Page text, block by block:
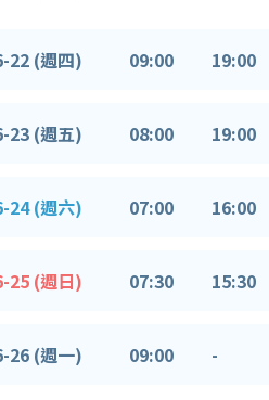
22 (週四) 09:00 19:00
23 (週五) 08:00 19:00
24 (週六) 07:00 16:00
25 (週日) 07:30 15:30
26 (週一) 09:00 -